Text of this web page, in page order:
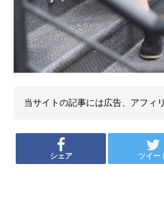
当サイトの記事には広告、アフィ
シェア ツイー